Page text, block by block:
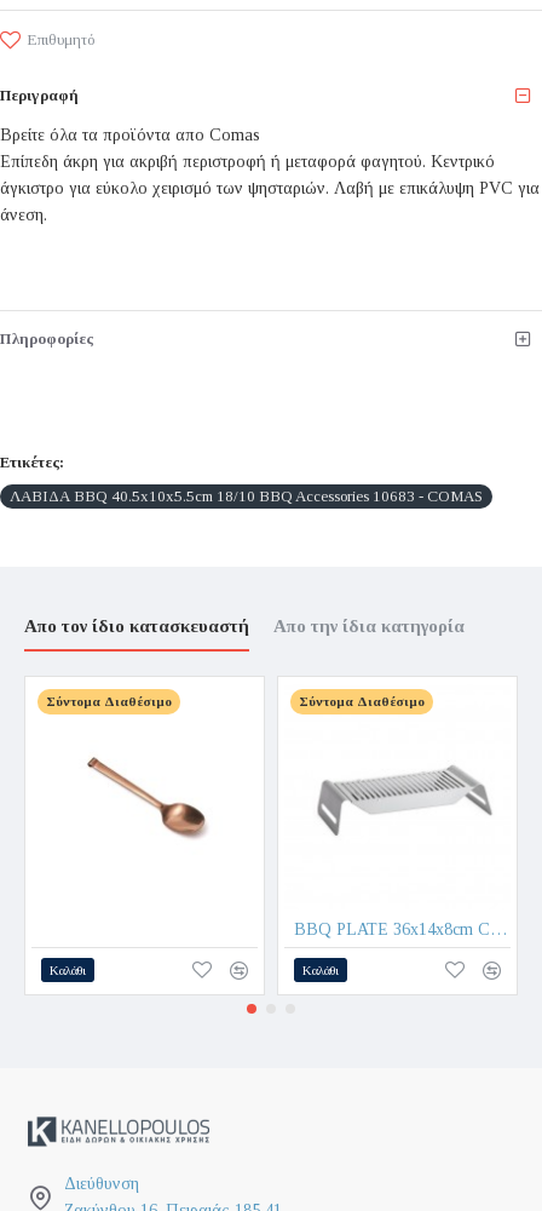
Επιθυμητό
Περιγραφή
Βρείτε όλα τα προϊόντα απο Comas
Επίπεδη άκρη για ακριβή περιστροφή ή μεταφορά φαγητού. Κεντρικό
άγκιστρο για εύκολο χειρισμό των ψησταριών. Λαβή με επικάλυψη PVC για
άνεση.
Πληροφορίες
Ετικέτες:
ΛΑΒΙΔΑ BBQ 40.5x10x5.5cm 18/10 BBQ Accessories 10683 - COMAS
Απο τον ίδιο κατασκευαστή Απο την ίδια κατηγορία
Σύντομα Διαθέσιμο
Καλάθι
Σύντομα Διαθέσιμο
BBQ PLATE 36x14x8cm CALIU 8685 - COMAS
Καλάθι
Διεύθυνση